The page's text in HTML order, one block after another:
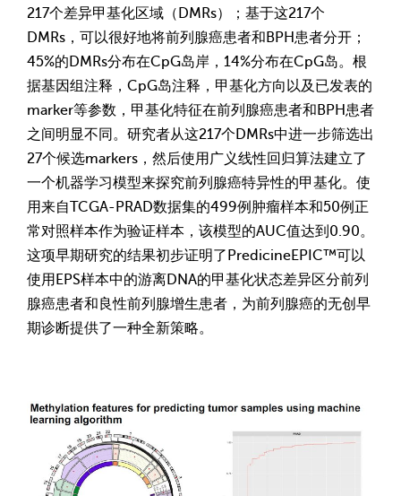
217个差异甲基化区域（DMRs）；基于这217个
DMRs，可以很好地将前列腺癌患者和BPH患者分开；
45%的DMRs分布在CpG岛岸，14%分布在CpG岛。根
据基因组注释，CpG岛注释，甲基化方向以及已发表的
marker等参数，甲基化特征在前列腺癌患者和BPH患者
之间明显不同。研究者从这217个DMRs中进一步筛选出
27个候选markers，然后使用广义线性回归算法建立了
一个机器学习模型来探究前列腺癌特异性的甲基化。使
用来自TCGA-PRAD数据集的499例肿瘤样本和50例正
常对照样本作为验证样本，该模型的AUC值达到0.90。
这项早期研究的结果初步证明了PredicineEPIC™可以
使用EPS样本中的游离DNA的甲基化状态差异区分前列
腺癌患者和良性前列腺增生患者，为前列腺癌的无创早
期诊断提供了一种全新策略。